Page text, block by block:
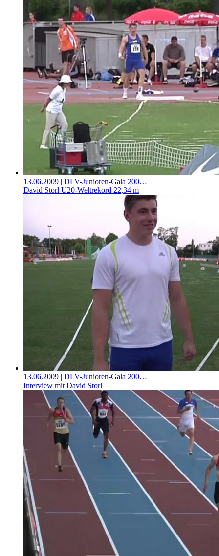
13.06.2009 | DLV-Junioren-Gala 200…
David Storl U20-Weltrekord 22,34 m
13.06.2009 | DLV-Junioren-Gala 200…
Interview mit David Storl